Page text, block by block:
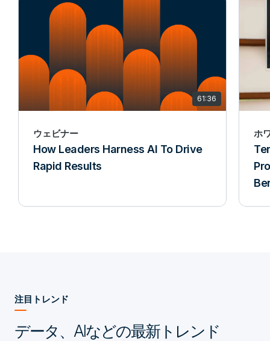
61:36
ウェビナー
How Leaders Harness AI To Drive
Rapid Results
ホ
注目トレンド
データ、AIなどの最新トレンド